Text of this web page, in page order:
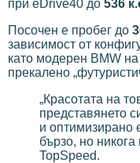
при eDrive40 до 536
Посочен е пробег до
зависимост от
като модерен BMW
прекалено
„Красотата на
представянето
и оптимизирано
бързо, но
TopSpeed.